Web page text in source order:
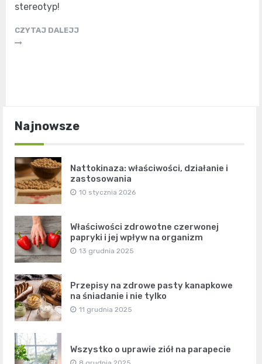
stereotyp!
CZYTAJ DALEJJ
Najnowsze
Nattokinaza: właściwości, działanie i
zastosowania
10 stycznia 2026
Właściwości zdrowotne czerwonej
papryki i jej wpływ na organizm
13 grudnia 2025
Przepisy na zdrowe pasty kanapkowe
na śniadanie i nie tylko
11 grudnia 2025
Wszystko o uprawie ziół na parapecie